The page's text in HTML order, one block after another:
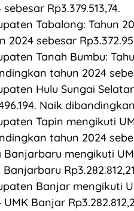
sebesar Rp3.379.513,74.
Tabalong: Tahun
2024 sebesar
Tanah Bumbu:
tahun 2024
Hulu Sungai
Naik
Tapin mengikuti
tahun 2024
Banjarbaru mengikuti
Banjarbaru
Banjar mengikuti
UMK Banjar